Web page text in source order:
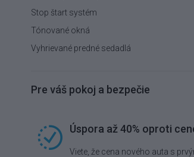
Stop štart systém
Tónované okná
Vyhrievané predné sedadlá
Pre váš pokoj a bezpečie
Úspora až 40% oproti
Viete, že cena nového auta s